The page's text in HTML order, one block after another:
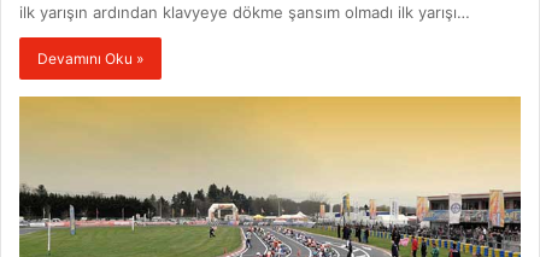
ilk yarışın ardından klavyeye dökme şansım olmadı ilk yarışı…
Devamını Oku »